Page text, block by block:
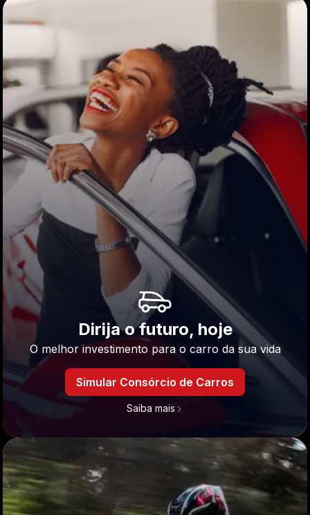
Dirija o futuro, hoje
O melhor investimento para o carro da sua vida
Simular Consórcio de Carros
Saiba mais